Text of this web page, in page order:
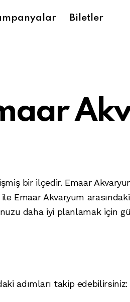
Biletler
bir ilçedir. Emaar
Emaar Akvaryum
daha iyi planlamak için
adımları takip edebilirsiniz: